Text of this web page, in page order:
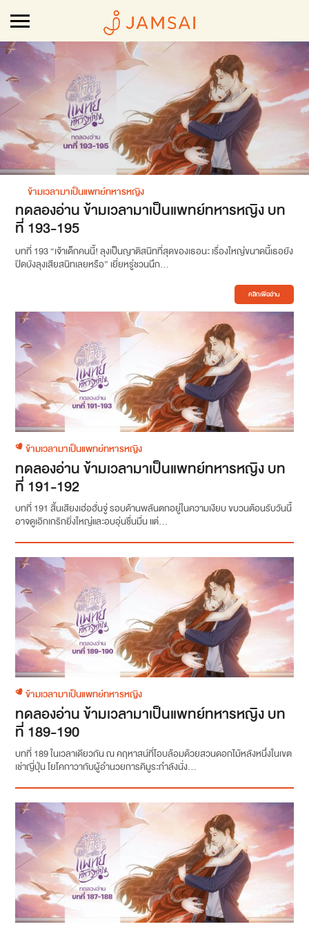
ข้ามเวลามาเป็นแพทย์ทหารหญิง
ทดลองอ่าน ข้ามเวลามาเป็นแพทย์ทหารหญิง บท
ที่ 193-195
บทที่ 193 “เจ้าเด็กคนนี้! ลุงเป็นญาติสนิทที่สุดของเธอนะ เรื่องใหญ่ขนาดนี้เธอยัง
ปิดบังลุงเสียสนิทเลยหรือ” เยี่ยหรู่ชวนนึก...
คลิกเพื่ออ่าน
ข้ามเวลามาเป็นแพทย์ทหารหญิง
ทดลองอ่าน ข้ามเวลามาเป็นแพทย์ทหารหญิง บท
ที่ 191-192
บทที่ 191 สิ้นเสียงเฮ่อฮั่นจู่ รอบด้านพลันตกอยู่ในความเงียบ ขบวนต้อนรับวันนี้
อาจดูเอิกเกริกยิ่งใหญ่และอบอุ่นชื่นมื่น แต่...
ข้ามเวลามาเป็นแพทย์ทหารหญิง
ทดลองอ่าน ข้ามเวลามาเป็นแพทย์ทหารหญิง บท
ที่ 189-190
บทที่ 189 ในเวลาเดียวกัน ณ คฤหาสน์ที่โอบล้อมด้วยสวนดอกไม้หลังหนึ่งในเขต
เช่าญี่ปุ่น โยโคกาวากับผู้อำนวยการคิมูระกำลังนั่ง...